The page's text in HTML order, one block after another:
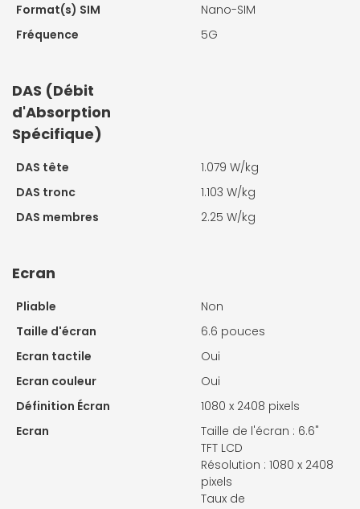
Format(s) SIM
Nano-SIM
Fréquence
5G
DAS (Débit
d'Absorption
Spécifique)
DAS tête
1.079 W/kg
DAS tronc
1.103 W/kg
DAS membres
2.25 W/kg
Ecran
Pliable
Non
Taille d'écran
6.6 pouces
Ecran tactile
Oui
Ecran couleur
Oui
Définition Écran
1080 x 2408 pixels
Ecran
Taille de l'écran : 6.6"
TFT LCD
Résolution : 1080 x 2408
pixels
Taux de